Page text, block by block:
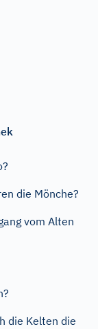
die Mönche?
vom Alten
die Kelten die